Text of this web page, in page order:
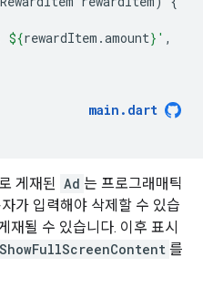
${rewardItem .amount} ' ,
main . dart
게재된 Ad 는 프로그래매틱
가 입력해야 삭제할 수 있습
재될 수 있습니다. 이후 표시
를